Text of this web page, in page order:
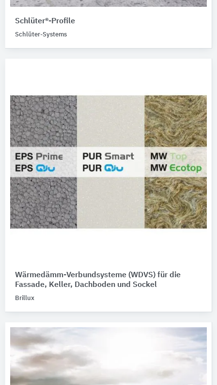
Schlüter®-Profile
Schlüter-Systems
Wärmedämm-Verbundsysteme (WDVS) für die
Fassade, Keller, Dachboden und Sockel
Brillux